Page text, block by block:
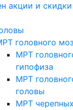
акции и скидки
головного
МРТ
гипофиза
МРТ
головы
МРТ